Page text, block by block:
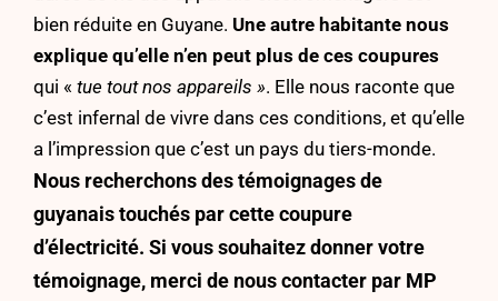
bien réduite en Guyane. Une autre habitante nous
explique qu’elle n’en peut plus de ces coupures
qui « tue tout nos appareils ». Elle nous raconte que
c’est infernal de vivre dans ces conditions, et qu’elle
a l’impression que c’est un pays du tiers-monde.
Nous recherchons des témoignages de
guyanais touchés par cette coupure
d’électricité. Si vous souhaitez donner votre
témoignage, merci de nous contacter par MP